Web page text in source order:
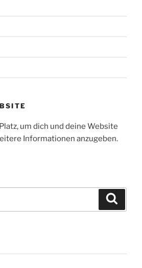
um dich und deine Website
Informationen anzugeben.